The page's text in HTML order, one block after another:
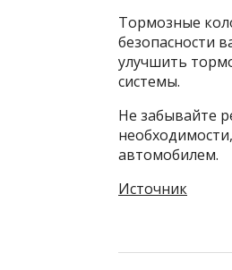
Тормозные
безопасности
улучшить
системы.
Не забывайте
автомобилем.
Источник